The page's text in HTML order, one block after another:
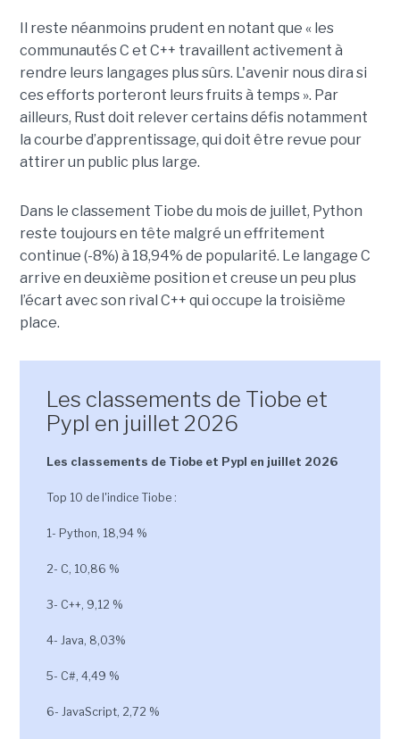
Il reste néanmoins prudent en notant que « les
communautés C et C++ travaillent activement à
rendre leurs langages plus sûrs. L'avenir nous dira si
ces efforts porteront leurs fruits à temps ». Par
ailleurs, Rust doit relever certains défis notamment
la courbe d’apprentissage, qui doit être revue pour
attirer un public plus large.
Dans le classement Tiobe du mois de juillet, Python
reste toujours en tête malgré un effritement
continue (-8%) à 18,94% de popularité. Le langage C
arrive en deuxième position et creuse un peu plus
l’écart avec son rival C++ qui occupe la troisième
place.
Les classements de Tiobe et
Pypl en juillet 2026
Les classements de Tiobe et Pypl en juillet 2026
Top 10 de l'indice Tiobe :
1- Python, 18,94 %
2- C, 10,86 %
3- C++, 9,12 %
4- Java, 8,03%
5- C#, 4,49 %
6- JavaScript, 2,72 %